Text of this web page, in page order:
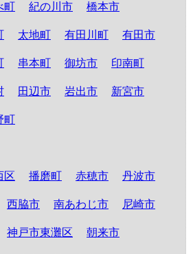
町 紀の川市 橋本市
太地町 有田川町 有田市
串本町 御坊市 印南町
田辺市 岩出市 新宮市
町
区 播磨町 赤穂市 丹波市
西脇市 南あわじ市 尼崎市
神戸市東灘区 朝来市